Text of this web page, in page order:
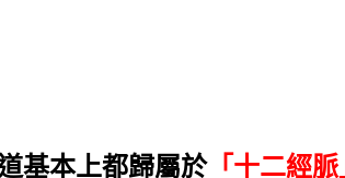
基本上都歸屬於「十二經脈